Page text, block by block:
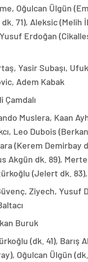
Oğulcan Ülgün
71), Aleksic (Melih
Erdoğan
Yasir Subaşı,
Adem Kabak
Muslera, Kaan
Leo Dubois
(Kerem Demirbay
Akgün dk. 89),
(Jelert dk.
Ziyech, Yusuf
Buruk
(dk. 41), Barış
Oğulcan Ülgün